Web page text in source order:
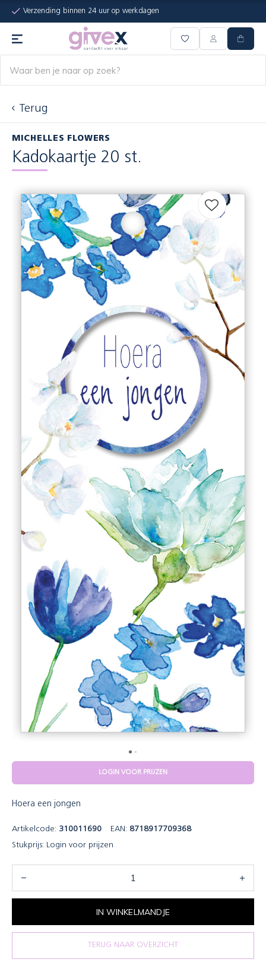
Verzending binnen 24 uur op werkdagen
Terug
MICHELLES FLOWERS
Kadokaartje 20 st.
LOGIN VOOR PRIJZEN
Hoera een jongen
Artikelcode: 310011690 EAN: 8718917709368
Stukprijs: Login voor prijzen
IN WINKELMANDJE
TERUG NAAR OVERZICHT